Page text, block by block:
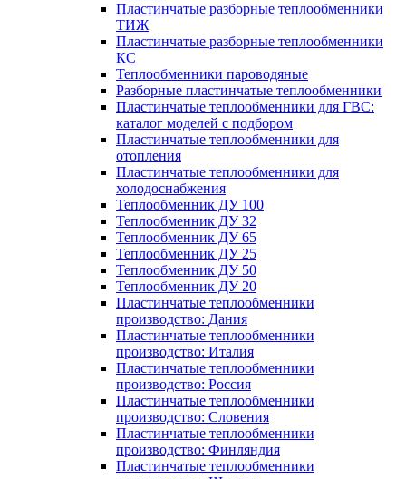
Пластинчатые разборные теплообменники
ТИЖ
Пластинчатые разборные теплообменники
КC
Теплообменники пароводяные
Разборные пластинчатые теплообменники
Пластинчатые теплообменники для ГВС:
каталог моделей с подбором
Пластинчатые теплообменники для
отопления
Пластинчатые теплообменники для
холодоснабжения
Теплообменник ДУ 100
Теплообменник ДУ 32
Теплообменник ДУ 65
Теплообменник ДУ 25
Теплообменник ДУ 50
Теплообменник ДУ 20
Пластинчатые теплообменники
производство: Дания
Пластинчатые теплообменники
производство: Италия
Пластинчатые теплообменники
производство: Россия
Пластинчатые теплообменники
производство: Словения
Пластинчатые теплообменники
производство: Финляндия
Пластинчатые теплообменники